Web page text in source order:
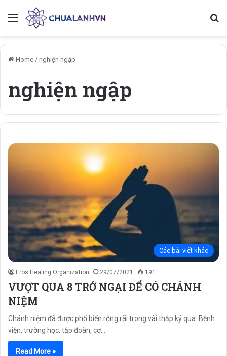
Menu
Home / nghiện ngập
nghiện ngập
Các bài viết khác
Eros Healing Organization 29/07/2021 191
VƯỢT QUA 8 TRỞ NGẠI ĐỂ CÓ CHÁNH
NIỆM
Chánh niệm đã được phổ biến rộng rãi trong vài thập kỷ qua. Bệnh
viện, trường học, tập đoàn, cơ…
Read More »